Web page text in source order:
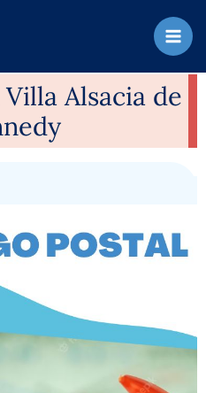
Alsacia de